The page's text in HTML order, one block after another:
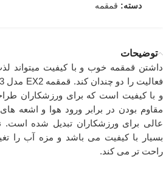
دسته: قمقمه
توضیحات
داشتن قمقمه خوب و با کیفیت میتواند
و با کیفیت است که برای ورزشکاران
مقاوم بودن در برابر ورود هوا و اشعه
عالی برای ورزشکاران تبدیل شده است.
بسیار با کیفیت می باشد و مزه آب را
راحت تر می کند.